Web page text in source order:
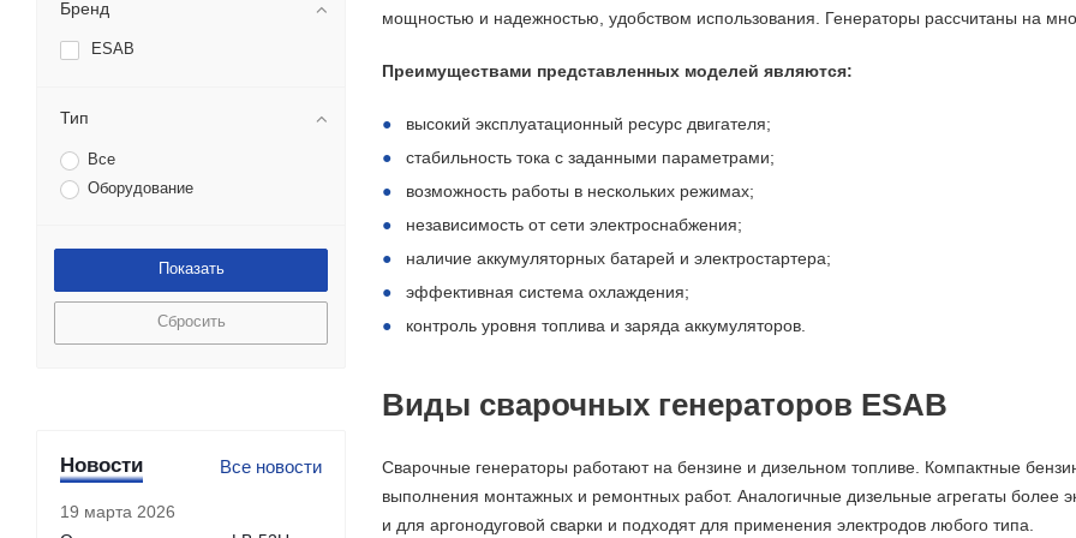
мощностью и надежностью, удобством использования. Генераторы рассчитаны на
Преимуществами представленных моделей являются:
высокий эксплуатационный ресурс двигателя;
стабильность тока с заданными параметрами;
возможность работы в нескольких режимах;
независимость от сети электроснабжения;
наличие аккумуляторных батарей и электростартера;
эффективная система охлаждения;
контроль уровня топлива и заряда аккумуляторов.
Виды сварочных генераторов ESAB
Сварочные генераторы работают на бензине и дизельном топливе. Компактные
выполнения монтажных и ремонтных работ. Аналогичные дизельные агрегаты более
и для аргонодуговой сварки и подходят для применения электродов любого типа.
Бренд
ESAB
Тип
Все
Оборудование
Сбросить
Новости Все новости
19 марта 2026